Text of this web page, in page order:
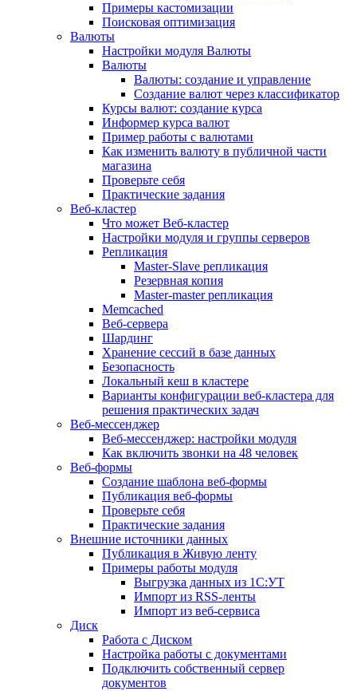
Примеры кастомизации
Поисковая оптимизация
Валюты
Настройки модуля Валюты
Валюты
Валюты: создание и управление
Создание валют через классификатор
Курсы валют: создание курса
Информер курса валют
Пример работы с валютами
Как изменить валюту в публичной части
магазина
Проверьте себя
Практические задания
Веб-кластер
Что может Веб-кластер
Настройки модуля и группы серверов
Репликация
Master-Slave репликация
Резервная копия
Master-master репликация
Memcached
Веб-сервера
Шардинг
Хранение сессий в базе данных
Безопасность
Локальный кеш в кластере
Варианты конфигурации веб-кластера для
решения практических задач
Веб-мессенджер
Веб-мессенджер: настройки модуля
Как включить звонки на 48 человек
Веб-формы
Создание шаблона веб-формы
Публикация веб-формы
Проверьте себя
Практические задания
Внешние источники данных
Публикация в Живую ленту
Примеры работы модуля
Выгрузка данных из 1С:УТ
Импорт из RSS-ленты
Импорт из веб-сервиса
Диск
Работа с Диском
Настройка работы с документами
Подключить собственный сервер
документов